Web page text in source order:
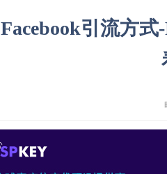
Facebook引流方